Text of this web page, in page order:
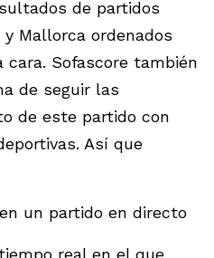
de partidos
Mallorca ordenados
Sofascore también
de seguir las
de este partido con
Así que
un partido en directo
real en el que